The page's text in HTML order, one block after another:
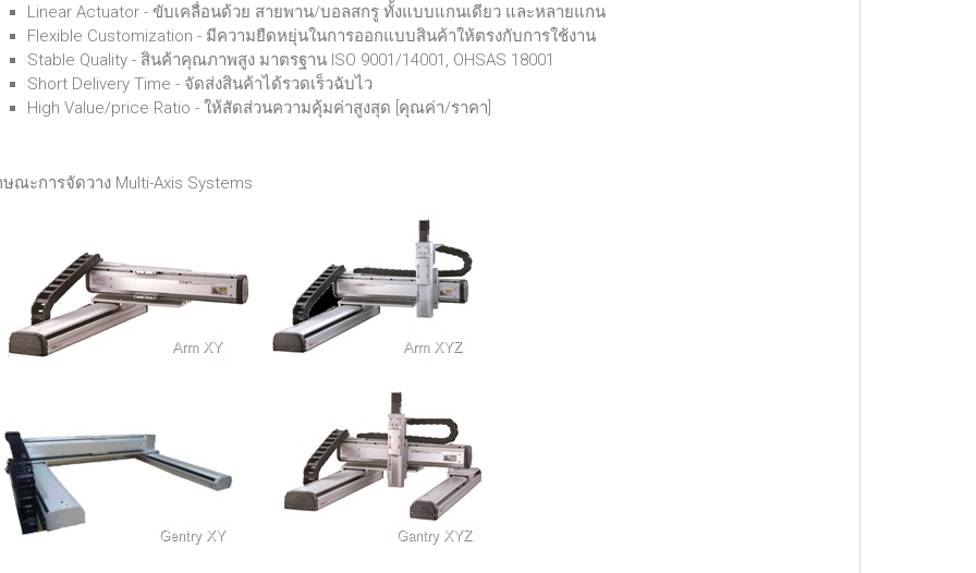
Linear Actuator - ขับเคลื่อนด้วย สายพาน/บอลสกรู ทั้งแบบแกนเดียว และหลายแกน
Flexible Customization - มีความยืดหยุ่นในการออกแบบสินค้าให้ตรงกับการใช้งาน
Stable Quality - สินค้าคุณภาพสูง มาตรฐาน ISO 9001/14001, OHSAS 18001
Short Delivery Time - จัดส่งสินค้าได้รวดเร็วฉับไว
High Value/price Ratio - ให้สัดส่วนความคุ้มค่าสูงสุด [คุณค่า/ราคา]
ษณะการจัดวาง Multi-Axis Systems